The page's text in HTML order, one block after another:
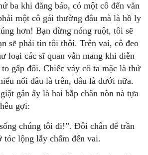
ba khi đăng báo, có một cô đến văn
một cô gái thường đâu mà là hồ ly
hơn! Bạn đừng nóng ruột, tôi sẽ
sẽ phải tin tôi thôi. Trên vai, cô đeo
loại các sĩ quan vẫn mang khi diễn
gấp đôi. Chiếc váy cô ta mặc là thứ
nổi đâu là trên, đâu là dưới nữa.
gân ấy là hai bắp chân nõn nà tựa
gợi:
chúng tôi đi!”. Đôi chân để trần
tóc lộng lẫy chấm đến vai.